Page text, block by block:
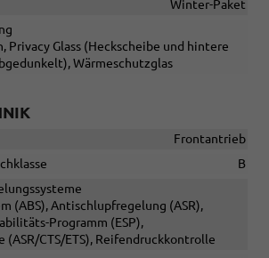
Winter-Paket
Privacy Glass (Heckscheibe und hintere
Wärmeschutzglas
Frontantrieb
B
(ABS), Antischlupfregelung (ASR),
Programm (ESP),
CTS/ETS), Reifendruckkontrolle